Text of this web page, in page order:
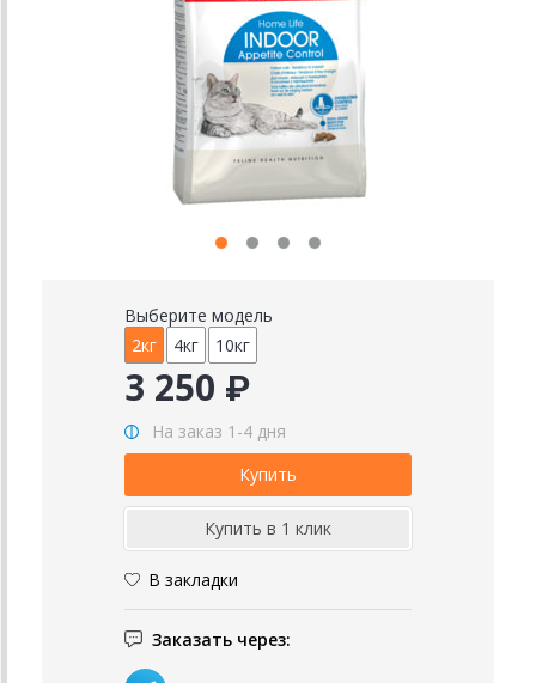
Выберите модель
2кг
4кг 10кг
3 250 ₽
На заказ 1-4 дня
В закладки
Заказать через: